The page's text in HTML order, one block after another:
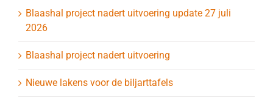
Blaashal project nadert uitvoering update 27 juli
2026
Blaashal project nadert uitvoering
Nieuwe lakens voor de biljarttafels